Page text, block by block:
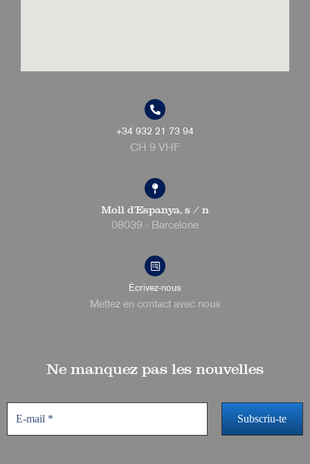
+34 932 21 73 94
CH 9 VHF
Moll d'Espanya, s / n
08039 - Barcelone
Écrivez-nous
Mettez en contact avec nous
Ne manquez pas les nouvelles